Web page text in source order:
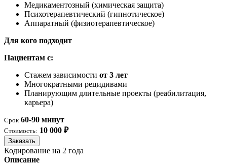
Медикаментозный (химическая защита)
Психотерапевтический (гипнотическое)
Аппаратный (физиотерапевтическое)
Для кого подходит
Пациентам с:
Стажем зависимости от 3 лет
Многократными рецидивами
Планирующим длительные проекты (реабилитация,
карьера)
Срок 60-90 минут
Стоимость: 10 000 ₽
Заказать
Кодирование на 2 года
Описание